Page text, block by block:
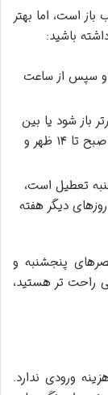
باز است، اما بهتر
باشید:
صبح تا ۱۴ ظهر و سپس از ساعت
باز شود یا بین
ساعات نماز جمعه تعطیل باشد. معمولاً از ۶ صبح تا ۱۴ ظهر و
تعطیل است،
دیگر هفته
پنجشنبه و
راحت تر هستید،
ورودی ندارد.